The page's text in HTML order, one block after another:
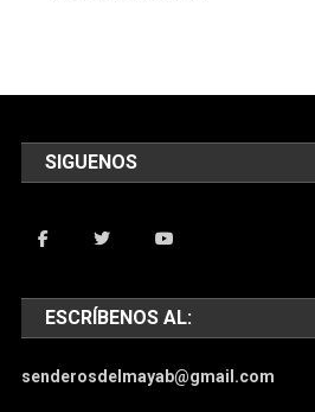
SIGUENOS
ESCRÍBENOS AL:
senderosdelmayab@gmail.com